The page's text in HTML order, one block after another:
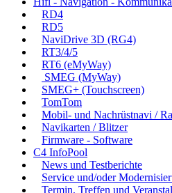
RD4
RD5
NaviDrive 3D (RG4)
RT3/4/5
RT6 (eMyWay)
SMEG (MyWay)
SMEG+ (Touchscreen)
TomTom
Mobil- und Nachrüstnavi /
Navikarten / Blitzer
Firmware - Software
C4 InfoPool
News und Testberichte
Service und/oder
Termin, Treffen und